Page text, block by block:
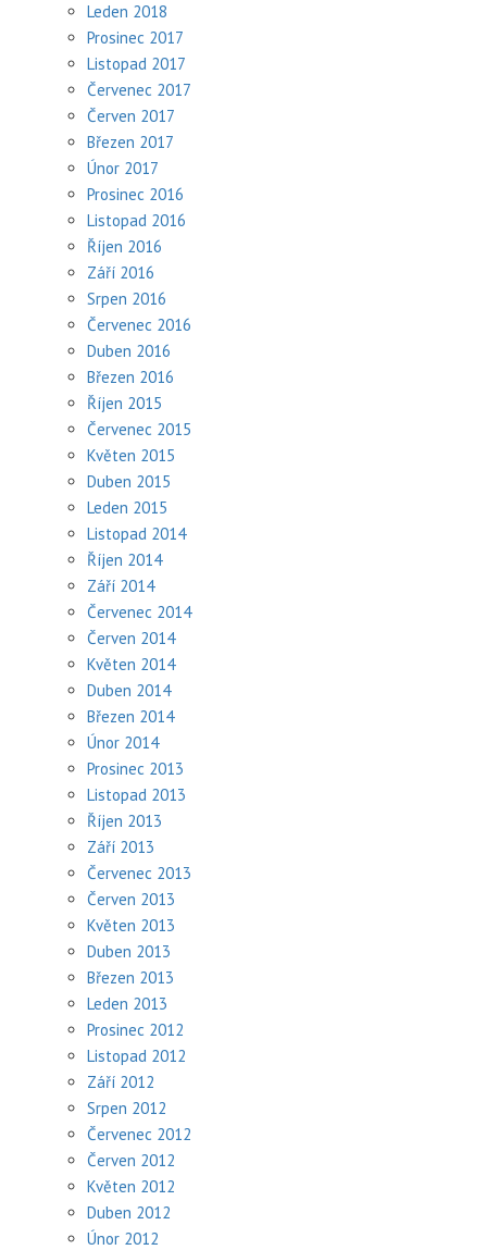
Leden 2018
Prosinec 2017
Listopad 2017
Červenec 2017
Červen 2017
Březen 2017
Únor 2017
Prosinec 2016
Listopad 2016
Říjen 2016
Září 2016
Srpen 2016
Červenec 2016
Duben 2016
Březen 2016
Říjen 2015
Červenec 2015
Květen 2015
Duben 2015
Leden 2015
Listopad 2014
Říjen 2014
Září 2014
Červenec 2014
Červen 2014
Květen 2014
Duben 2014
Březen 2014
Únor 2014
Prosinec 2013
Listopad 2013
Říjen 2013
Září 2013
Červenec 2013
Červen 2013
Květen 2013
Duben 2013
Březen 2013
Leden 2013
Prosinec 2012
Listopad 2012
Září 2012
Srpen 2012
Červenec 2012
Červen 2012
Květen 2012
Duben 2012
Únor 2012